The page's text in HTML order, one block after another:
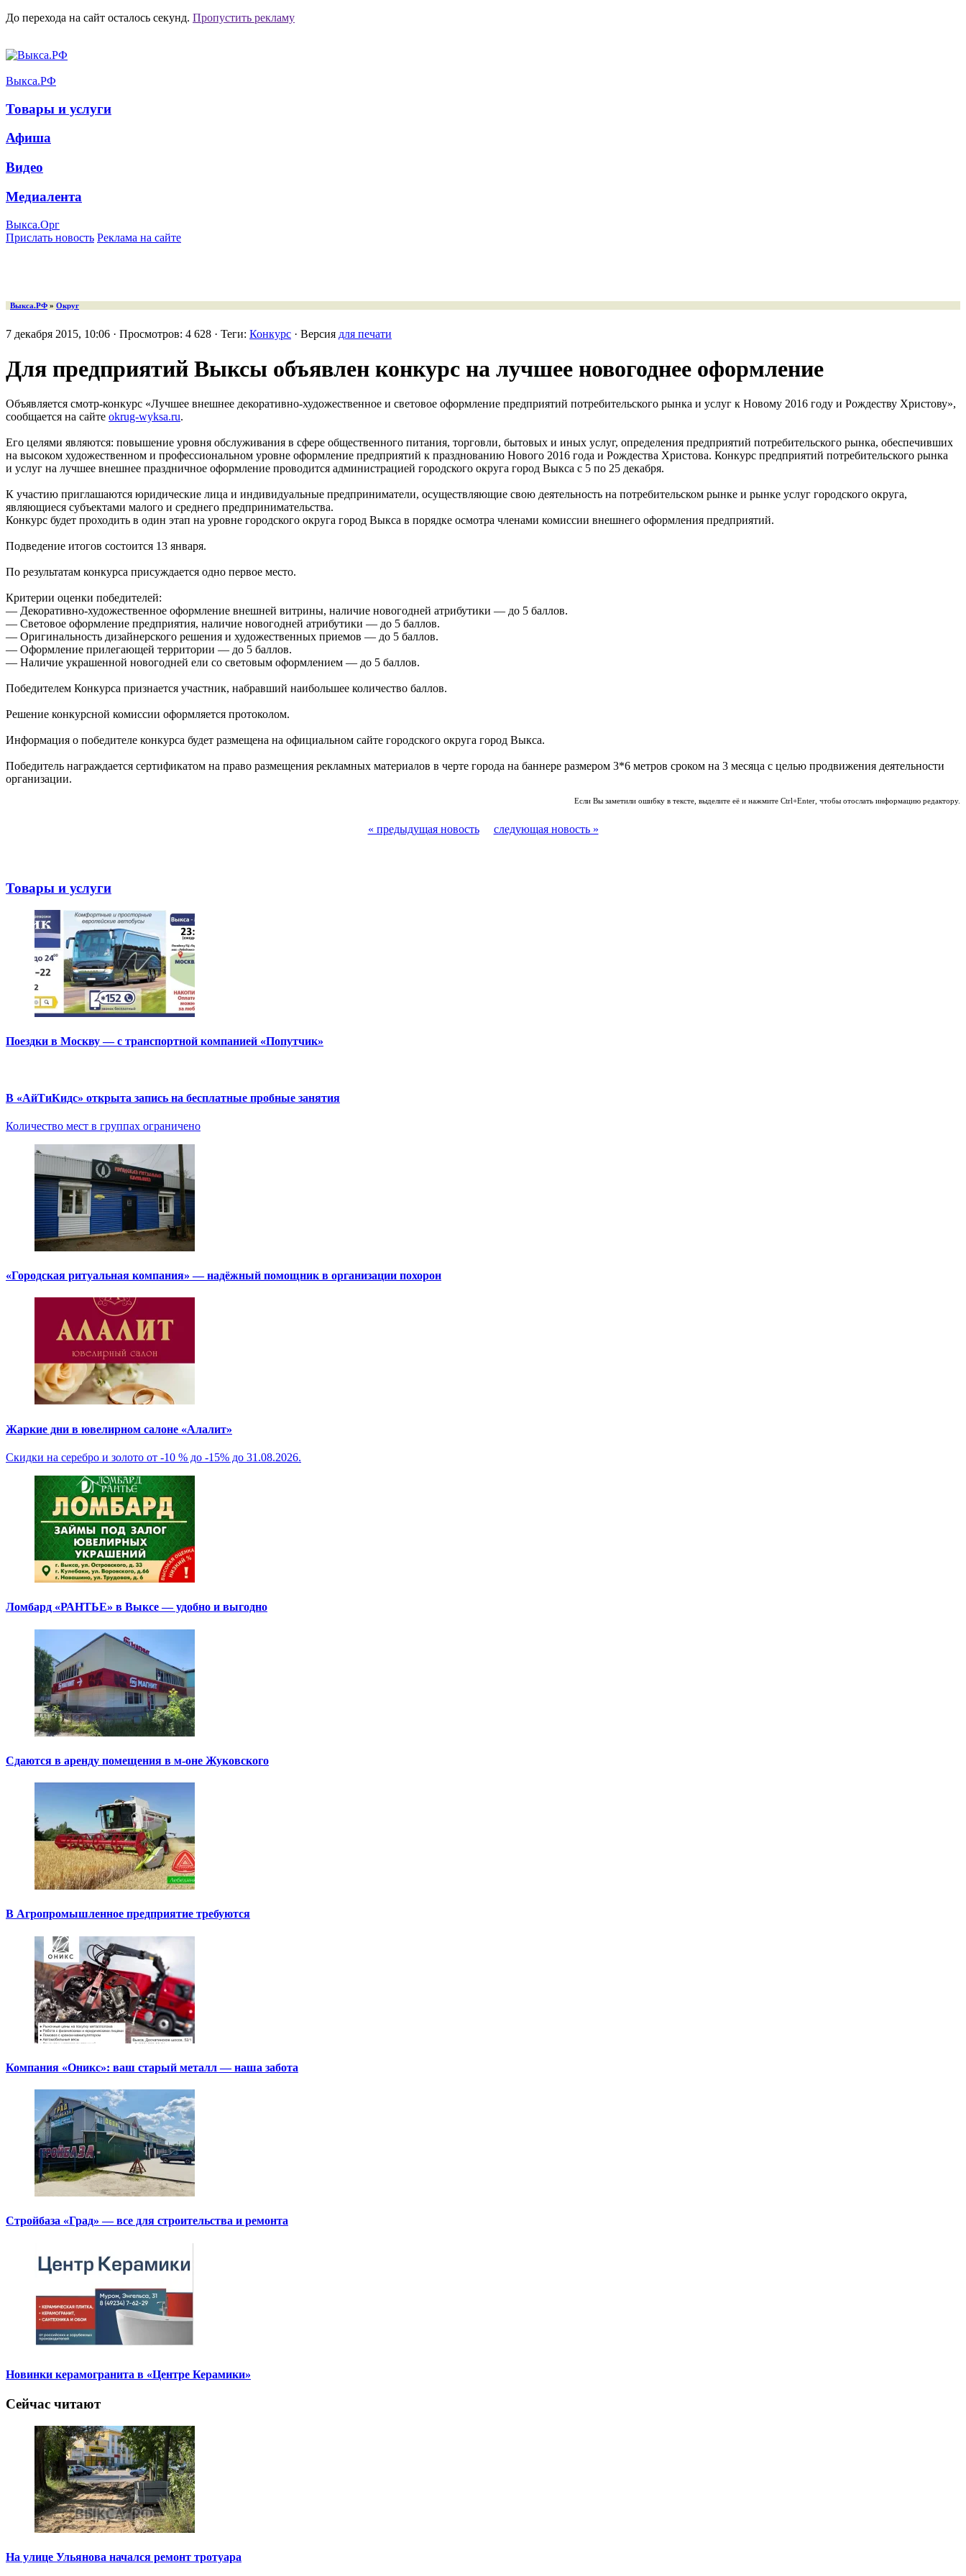
До перехода на сайт осталось секунд. Пропустить рекламу
Выкса.РФ
Товары и услуги
Афиша
Видео
Медиалента
Выкса.Орг
Прислать новость Реклама на сайте
Выкса.РФ » Округ
7 декабря 2015, 10:06 · Просмотров: 4 628 · Теги: Конкурс · Версия для печати
Для предприятий Выксы объявлен конкурс на лучшее новогоднее оформление
Объявляется смотр-конкурс «Лучшее внешнее декоративно-художественное и световое оформление предприятий потребительского рынка и услуг к Новому 2016 году и Рождеству Христову»,
сообщается на сайте okrug-wyksa.ru.
Его целями являются: повышение уровня обслуживания в сфере общественного питания, торговли, бытовых и иных услуг, определения предприятий потребительского рынка, обеспечивших
на высоком художественном и профессиональном уровне оформление предприятий к празднованию Нового 2016 года и Рождества Христова. Конкурс предприятий потребительского рынка
и услуг на лучшее внешнее праздничное оформление проводится администрацией городского округа город Выкса с 5 по 25 декабря.
К участию приглашаются юридические лица и индивидуальные предприниматели, осуществляющие свою деятельность на потребительском рынке и рынке услуг городского округа,
являющиеся субъектами малого и среднего предпринимательства.
Конкурс будет проходить в один этап на уровне городского округа город Выкса в порядке осмотра членами комиссии внешнего оформления предприятий.
Подведение итогов состоится 13 января.
По результатам конкурса присуждается одно первое место.
Критерии оценки победителей:
— Декоративно-художественное оформление внешней витрины, наличие новогодней атрибутики — до 5 баллов.
— Световое оформление предприятия, наличие новогодней атрибутики — до 5 баллов.
— Оригинальность дизайнерского решения и художественных приемов — до 5 баллов.
— Оформление прилегающей территории — до 5 баллов.
— Наличие украшенной новогодней ели со световым оформлением — до 5 баллов.
Победителем Конкурса признается участник, набравший наибольшее количество баллов.
Решение конкурсной комиссии оформляется протоколом.
Информация о победителе конкурса будет размещена на официальном сайте городского округа город Выкса.
Победитель награждается сертификатом на право размещения рекламных материалов в черте города на баннере размером 3*6 метров сроком на 3 месяца с целью продвижения деятельности
организации.
Если Вы заметили ошибку в тексте, выделите её и нажмите Ctrl+Enter, чтобы отослать информацию редактору.
« предыдущая новость следующая новость »
Товары и услуги
Поездки в Москву — с транспортной компанией «Попутчик»
В «АйТиКидс» открыта запись на бесплатные пробные занятия
Количество мест в группах ограничено
«Городская ритуальная компания» — надёжный помощник в организации похорон
Жаркие дни в ювелирном салоне «Алалит»
Скидки на серебро и золото от -10 % до -15% до 31.08.2026.
Ломбард «РАНТЬЕ» в Выксе — удобно и выгодно
Сдаются в аренду помещения в м-оне Жуковского
В Агропромышленное предприятие требуются
Компания «Оникс»: ваш старый металл — наша забота
Стройбаза «Град» — все для строительства и ремонта
Новинки керамогранита в «Центре Керамики»
Сейчас читают
На улице Ульянова начался ремонт тротуара